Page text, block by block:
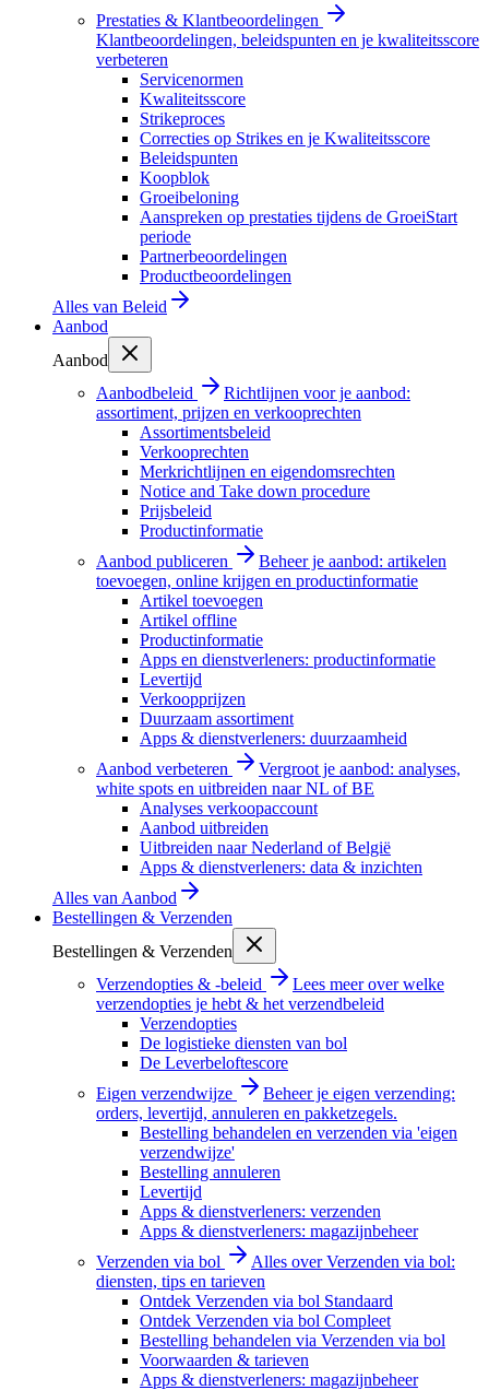
Prestaties & Klantbeoordelingen
Klantbeoordelingen, beleidspunten en je kwaliteitsscore
verbeteren
Servicenormen
Kwaliteitsscore
Strikeproces
Correcties op Strikes en je Kwaliteitsscore
Beleidspunten
Koopblok
Groeibeloning
Aanspreken op prestaties tijdens de GroeiStart
periode
Partnerbeoordelingen
Productbeoordelingen
Alles van Beleid
Aanbod
Aanbod
Aanbodbeleid
Richtlijnen voor je aanbod:
assortiment, prijzen en verkooprechten
Assortimentsbeleid
Verkooprechten
Merkrichtlijnen en eigendomsrechten
Notice and Take down procedure
Prijsbeleid
Productinformatie
Aanbod publiceren
Beheer je aanbod: artikelen
toevoegen, online krijgen en productinformatie
Artikel toevoegen
Artikel offline
Productinformatie
Apps en dienstverleners: productinformatie
Levertijd
Verkoopprijzen
Duurzaam assortiment
Apps & dienstverleners: duurzaamheid
Aanbod verbeteren
Vergroot je aanbod: analyses,
white spots en uitbreiden naar NL of BE
Analyses verkoopaccount
Aanbod uitbreiden
Uitbreiden naar Nederland of België
Apps & dienstverleners: data & inzichten
Alles van Aanbod
Bestellingen & Verzenden
Bestellingen & Verzenden
Verzendopties & -beleid
Lees meer over welke
verzendopties je hebt & het verzendbeleid
Verzendopties
De logistieke diensten van bol
De Leverbeloftescore
Eigen verzendwijze
Beheer je eigen verzending:
orders, levertijd, annuleren en pakketzegels.
Bestelling behandelen en verzenden via 'eigen
verzendwijze'
Bestelling annuleren
Levertijd
Apps & dienstverleners: verzenden
Apps & dienstverleners: magazijnbeheer
Verzenden via bol
Alles over Verzenden via bol:
diensten, tips en tarieven
Ontdek Verzenden via bol Standaard
Ontdek Verzenden via bol Compleet
Bestelling behandelen via Verzenden via bol
Voorwaarden & tarieven
Apps & dienstverleners: magazijnbeheer